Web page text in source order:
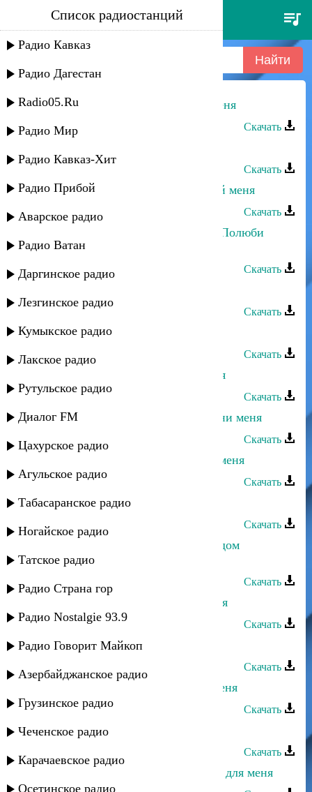
нариман атаев - не обманывай
меня
Список радиостанций
Радио Кавказ
Радио Дагестан
Radio05.Ru
Радио Мир
Радио Кавказ-Хит
Радио Прибой
Аварское радио
Радио Ватан
Даргинское радио
Лезгинское радио
Кумыкское радио
Лакское радио
Рутульское радио
Диалог FM
Цахурское радио
Агульское радио
Табасаранское радио
Ногайское радио
Татское радио
Радио Страна гор
Радио Nostalgie 93.9
Радио Говорит Майкоп
Азербайджанское радио
Грузинское радио
Чеченское радио
Карачаевское радио
Осетинское радио
Нариман Атаев - Не обманывай меня
Скачать
Скачать
Айшат Насрулаева - Не обманывай меня
Скачать
Марианна и Апанди Магомедов - Полюби
меня
Скачать
Скачать
Нариман Курашев - Ты
Скачать
Багавудин Ибрагимов - Пусти меня
Скачать
Альбина Казакмурзаева - Не обмани меня
Скачать
Гульжанат Исаева - Не смотри на меня
Скачать
Умалав Кебедов - Ты для меня
Скачать
Ринат Каримов - Каким меня ты ядом
наполнила
Скачать
Мая Алимутаева - Не забывай меня
Скачать
Издаг - Услышь меня
Скачать
Dj Nariman - Майя - Не забывай меня
Скачать
Айшат Магомедова - Прости меня
Скачать
Айшат Магомедова - Ты создан не для меня